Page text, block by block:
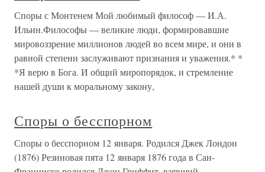
Споры с Монтенем Мой любимый философ — И.А.
Ильин.Философы — великие люди, формировавшие
мировоззрение миллионов людей во всем мире, и они в
равной степени заслуживают признания и уважения.* *
*Я верю в Бога. И общий миропорядок, и стремление
нашей души к моральному закону,
Споры о бесспорном
Споры о бесспорном 12 января. Родился Джек Лондон
(1876) Резиновая пята 12 января 1876 года в Сан-